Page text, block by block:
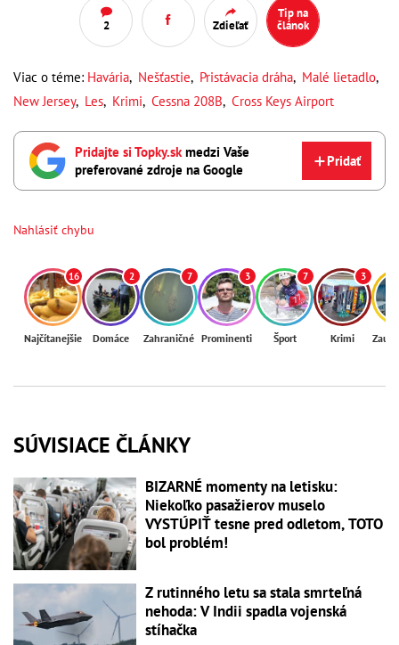
2 Zdieľať
Tip na
článok
Viac o téme: Havária, Nešťastie, Pristávacia dráha, Malé lietadlo,
New Jersey, Les, Krimi, Cessna 208B, Cross Keys Airport
Pridajte si Topky.sk medzi Vaše
preferované zdroje na Google
Pridať
Nahlásiť chybu
16
Najčítanejšie
2
Domáce
7
Zahraničné
3
Prominenti
7
Šport
3
Krimi
SÚVISIACE ČLÁNKY
BIZARNÉ momenty na letisku:
Niekoľko pasažierov muselo
VYSTÚPIŤ tesne pred odletom, TOTO
bol problém!
Z rutinného letu sa stala smrteľná
nehoda: V Indii spadla vojenská
stíhačka